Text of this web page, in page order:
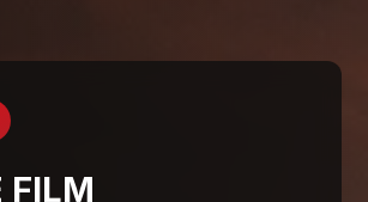
FILM